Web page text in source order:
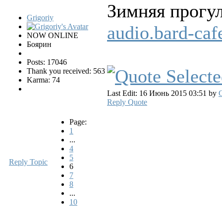
Grigoriy
NOW ONLINE
Боярин
Posts: 17046
Thank you received: 563
Karma: 74
Зимняя
audio.bard-
Last Edit: 16 Июнь 2015 03:51 by
Reply Quote
Reply Topic
Page:
1
...
4
5
6
7
8
...
10